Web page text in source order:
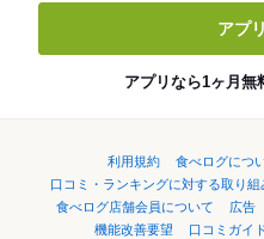
アプ
アプリなら1ヶ月無
利用規約 食べログにつ
口コミ・ランキングに対する取り組
食べログ店舗会員について
広告
機能改善要望
口コミガイ